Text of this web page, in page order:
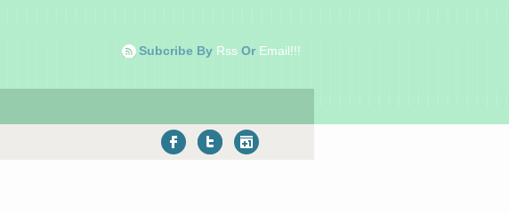
Subcribe By RssOr Email!!!